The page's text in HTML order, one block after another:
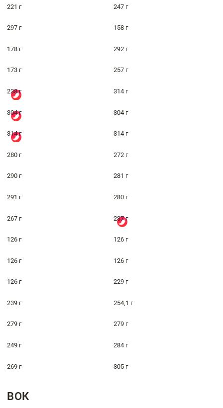
221 г 247 г
297 г 158 г
178 г 292 г
173 г 257 г
238 г 314 г
304 г 304 г
314 г 314 г
280 г 272 г
290 г 281 г
291 г 280 г
267 г 237 г
126 г 126 г
126 г 126 г
126 г 229 г
239 г 254,1 г
279 г 279 г
249 г 284 г
269 г 305 г
ВОК